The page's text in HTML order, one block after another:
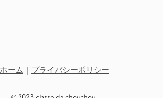
ホーム プライバシーポリシー